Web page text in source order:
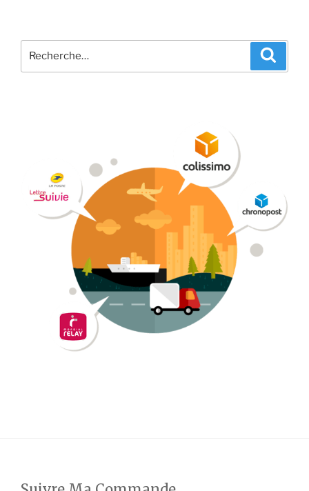
pour